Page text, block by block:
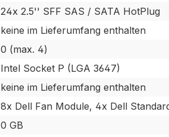
24x 2.5'' SFF SAS / SATA HotPlug
keine im Lieferumfang enthalten
0 (max. 4)
Intel Socket P (LGA 3647)
keine im Lieferumfang enthalten
8x Dell Fan Module, 4x Dell
0 GB